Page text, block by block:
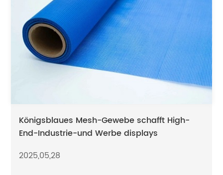
Königsblaues Mesh-Gewebe schafft High-
End-Industrie-und Werbe displays
2025,05,28